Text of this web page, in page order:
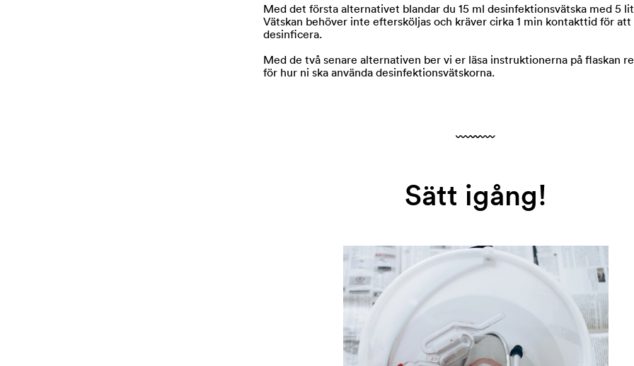
Med det första alternativet blandar du 15 ml desinfektionsvätska med 5
Vätskan behöver inte eftersköljas och kräver cirka 1 min kontakttid för att
desinficera.
Med de två senare alternativen ber vi er läsa instruktionerna på flaskan
för hur ni ska använda desinfektionsvätskorna.
Sätt igång!